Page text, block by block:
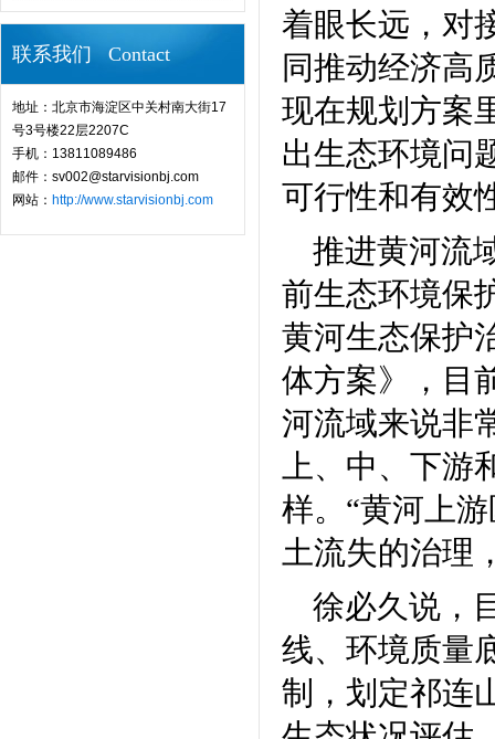
联系我们 Contact
地址：北京市海淀区中关村南大街17
号3号楼22层2207C
手机：13811089486
邮件：sv002@starvisionbj.com
网站： http://www.starvisionbj.com
着眼长远，对
同推动经济高
现在规划方案
出生态环境问
可行性和有效
推进黄河流
前生态环境保
黄河生态保护
体方案》，目
河流域来说非
上、中、下
样。“黄河上
土流失的治理
徐必久说，
线、环境质量
制，划定祁连